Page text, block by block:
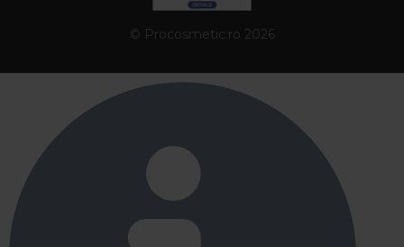
© Procosmetic.ro 2026